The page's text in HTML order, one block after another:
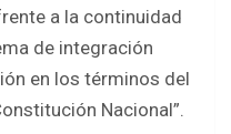
a la continuidad
de integración
en los términos del
Nacional”.